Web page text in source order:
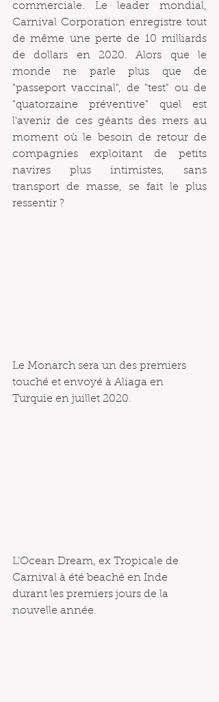
commerciale. Le leader mondial,
Carnival Corporation enregistre tout
de même une perte de 10 milliards
de dollars en 2020. Alors que le
monde ne parle plus que de
"passeport vaccinal", de "test" ou de
"quatorzaine préventive" quel est
l'avenir de ces géants des mers au
moment où le besoin de retour de
compagnies exploitant de petits
navires plus intimistes, sans
transport de masse, se fait le plus
ressentir ?
Le Monarch sera un des premiers
touché et envoyé à Aliaga en
Turquie en juillet 2020.
L'Ocean Dream, ex Tropicale de
Carnival à été beaché en Inde
durant les premiers jours de la
nouvelle année.